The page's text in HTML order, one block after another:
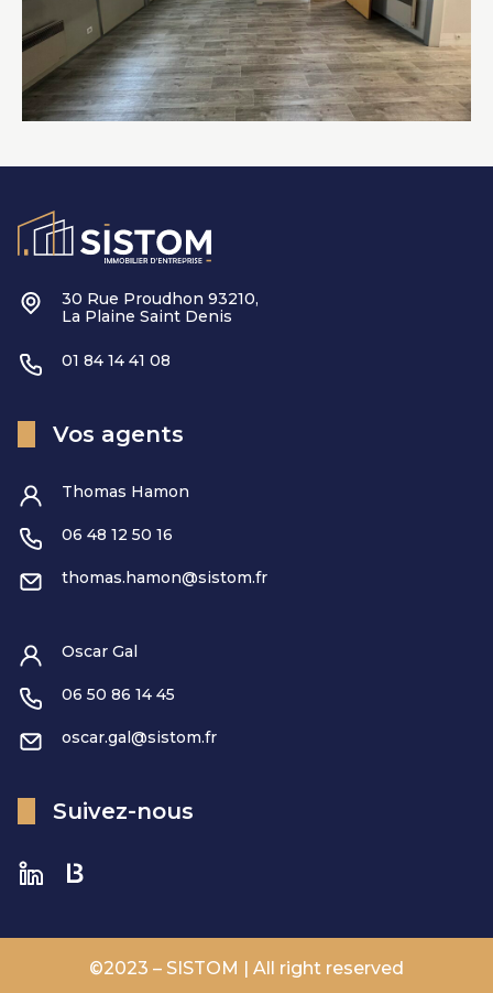
30 Rue Proudhon 93210,
La Plaine Saint Denis
01 84 14 41 08
Vos agents
Thomas Hamon
06 48 12 50 16
thomas.hamon@sistom.fr
Oscar Gal
06 50 86 14 45
oscar.gal@sistom.fr
Suivez-nous
©2023 – SISTOM | All right reserved